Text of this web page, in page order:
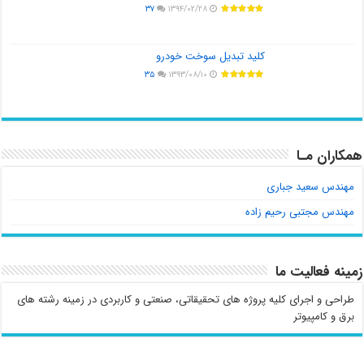
۱۳۹۴/۰۲/۲۸ ۳۷
کلید تبدیل سوخت خودرو
۱۳۹۳/۰۸/۱۰ ۳۵
همکاران مـا
مهندس سعید جباری
مهندس مجتبی رحیم زاده
زمینه فعالیت ما
طراحی و اجرای کلیه پروژه های تحقیقاتی، صنعتی و کاربردی در زمینه رشته های
برق و کامپیوتر